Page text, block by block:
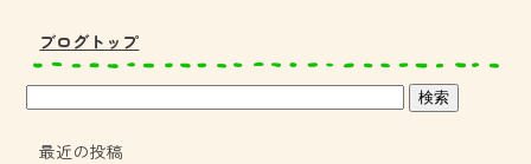
ブログトップ
最近の投稿